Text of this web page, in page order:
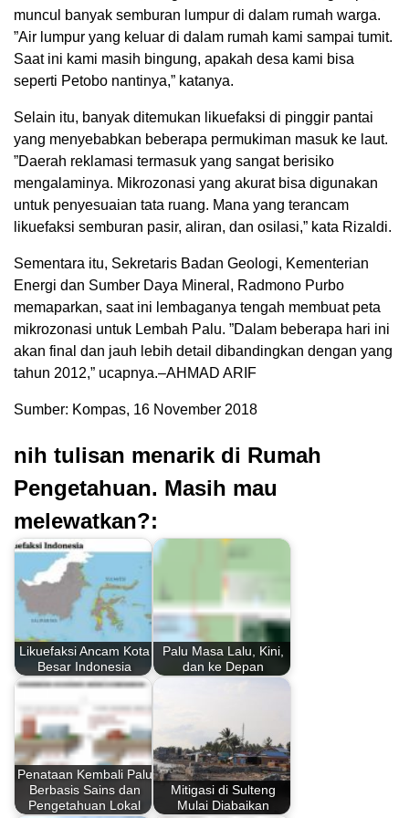
muncul banyak semburan lumpur di dalam rumah warga.
”Air lumpur yang keluar di dalam rumah kami sampai tumit.
Saat ini kami masih bingung, apakah desa kami bisa
seperti Petobo nantinya,” katanya.
Selain itu, banyak ditemukan likuefaksi di pinggir pantai
yang menyebabkan beberapa permukiman masuk ke laut.
”Daerah reklamasi termasuk yang sangat berisiko
mengalaminya. Mikrozonasi yang akurat bisa digunakan
untuk penyesuaian tata ruang. Mana yang terancam
likuefaksi semburan pasir, aliran, dan osilasi,” kata Rizaldi.
Sementara itu, Sekretaris Badan Geologi, Kementerian
Energi dan Sumber Daya Mineral, Radmono Purbo
memaparkan, saat ini lembaganya tengah membuat peta
mikrozonasi untuk Lembah Palu. ”Dalam beberapa hari ini
akan final dan jauh lebih detail dibandingkan dengan yang
tahun 2012,” ucapnya.–AHMAD ARIF
Sumber: Kompas, 16 November 2018
nih tulisan menarik di Rumah
Pengetahuan. Masih mau
melewatkan?:
Likuefaksi Ancam Kota
Besar Indonesia
Palu Masa Lalu, Kini,
dan ke Depan
Penataan Kembali Palu
Berbasis Sains dan
Pengetahuan Lokal
Mitigasi di Sulteng
Mulai Diabaikan